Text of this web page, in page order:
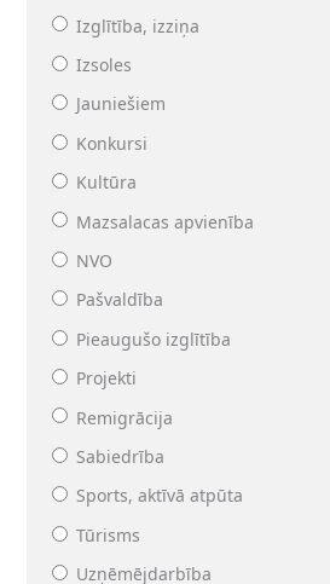
Izglītība, izziņa
Izsoles
Jauniešiem
Konkursi
Kultūra
Mazsalacas apvienība
NVO
Pašvaldība
Pieaugušo izglītība
Projekti
Remigrācija
Sabiedrība
Sports, aktīvā atpūta
Tūrisms
Uzņēmējdarbība